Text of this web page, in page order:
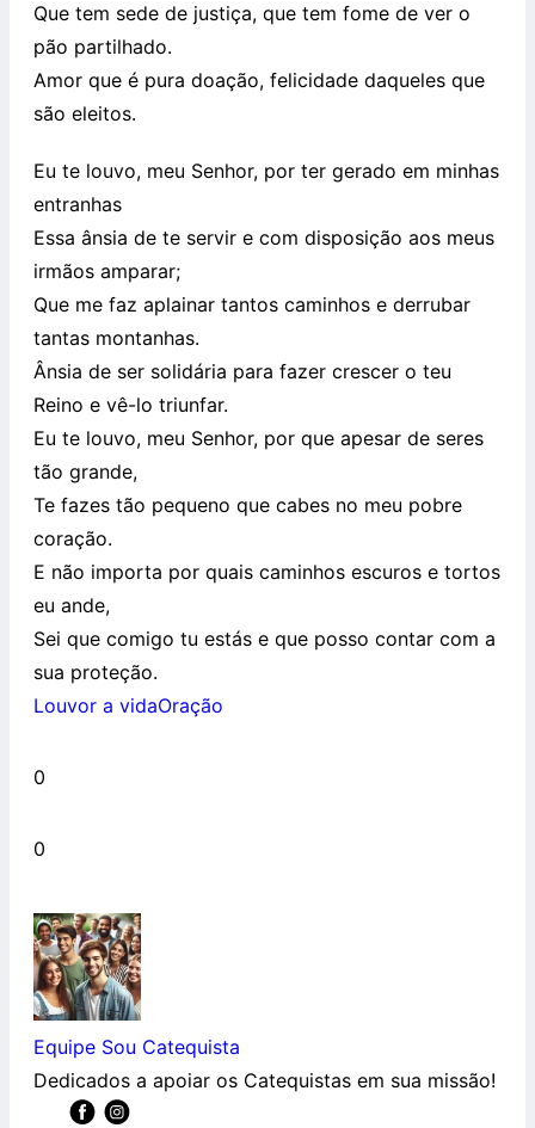
Que tem sede de justiça, que tem fome de ver o
pão partilhado.
Amor que é pura doação, felicidade daqueles que
são eleitos.
Eu te louvo, meu Senhor, por ter gerado em minhas
entranhas
Essa ânsia de te servir e com disposição aos meus
irmãos amparar;
Que me faz aplainar tantos caminhos e derrubar
tantas montanhas.
Ânsia de ser solidária para fazer crescer o teu
Reino e vê-lo triunfar.
Eu te louvo, meu Senhor, por que apesar de seres
tão grande,
Te fazes tão pequeno que cabes no meu pobre
coração.
E não importa por quais caminhos escuros e tortos
eu ande,
Sei que comigo tu estás e que posso contar com a
sua proteção.
Louvor a vidaOração
0
0
Equipe Sou Catequista
Dedicados a apoiar os Catequistas em sua missão!